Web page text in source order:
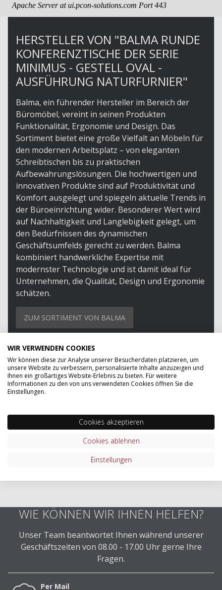
HERSTELLER VON "BALMA RUNDE
KONFERENZTISCHE DER SERIE
MINIMUS - GESTELL OVAL -
AUSFÜHRUNG NATURFURNIER"
Balma, ein führender Hersteller im Bereich der
Büromöbel, vereint in seinen Produkten
Funktionalität, Ergonomie und Design. Das
Sortiment bietet eine große Vielfalt an Möbeln für
den modernen Arbeitsplatz – von eleganten
Schreibtischen bis zu praktischen
Aufbewahrungslösungen. Die hochwertigen und
innovativen Produkte sind auf Produktivität und
Komfort ausgelegt und spiegeln aktuelle Trends in
der Büroeinrichtung wider. Besonderer Wert wird
auf Nachhaltigkeit und Langlebigkeit gelegt, um
den Bedürfnissen des dynamischen
Geschäftsumfelds gerecht zu werden. Balma
kombiniert handwerkliche Expertise mit
modernster Technologie und ist damit ideal für
Unternehmen, die Qualität, Design und Ergonomie
schätzen.
ZUM SORTIMENT VON BALMA
WIE KÖNNEN WIR IHNEN HELFEN?
Unser Team beantwortet Ihnen während unserer
Geschäftszeiten von 08.00 - 17.00 Uhr gerne Ihre
Fragen.
Per Mail
WIR VERWENDEN COOKIES
Wir können diese zur Analyse unserer Besucherdaten platzieren, um
unsere Website zu verbessern, personalisierte Inhalte anzuzeigen und
Ihnen ein großartiges Website-Erlebnis zu bieten. Für weitere
Informationen zu den von uns verwendeten Cookies öffnen Sie die
Einstellungen.
Cookies akzeptieren
Cookies ablehnen
Einstellungen